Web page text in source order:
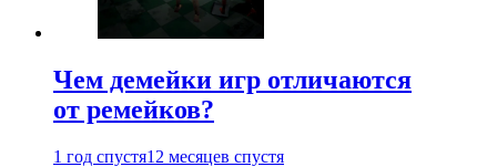
Чем демейки игр отличаются
от ремейков?
1 год спустя12 месяцев спустя